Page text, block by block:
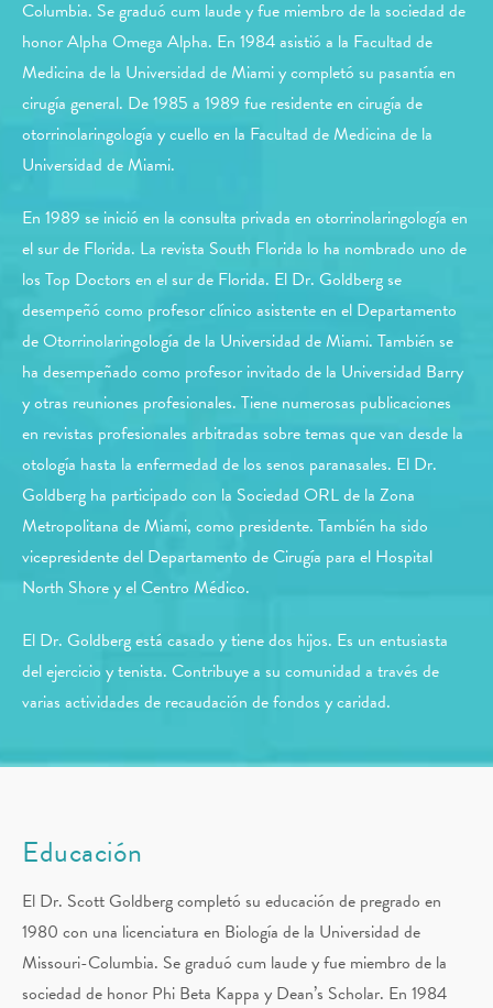
Columbia. Se graduó cum laude y fue miembro de la sociedad de
honor Alpha Omega Alpha. En 1984 asistió a la Facultad de
Medicina de la Universidad de Miami y completó su pasantía en
cirugía general. De 1985 a 1989 fue residente en cirugía de
otorrinolaringología y cuello en la Facultad de Medicina de la
Universidad de Miami.
En 1989 se inició en la consulta privada en otorrinolaringología en
el sur de Florida. La revista South Florida lo ha nombrado uno de
los Top Doctors en el sur de Florida. El Dr. Goldberg se
desempeñó como profesor clínico asistente en el Departamento
de Otorrinolaringología de la Universidad de Miami. También se
ha desempeñado como profesor invitado de la Universidad Barry
y otras reuniones profesionales. Tiene numerosas publicaciones
en revistas profesionales arbitradas sobre temas que van desde la
otología hasta la enfermedad de los senos paranasales. El Dr.
Goldberg ha participado con la Sociedad ORL de la Zona
Metropolitana de Miami, como presidente. También ha sido
vicepresidente del Departamento de Cirugía para el Hospital
North Shore y el Centro Médico.
El Dr. Goldberg está casado y tiene dos hijos. Es un entusiasta
del ejercicio y tenista. Contribuye a su comunidad a través de
varias actividades de recaudación de fondos y caridad.
Educación
El Dr. Scott Goldberg completó su educación de pregrado en
1980 con una licenciatura en Biología de la Universidad de
Missouri-Columbia. Se graduó cum laude y fue miembro de la
sociedad de honor Phi Beta Kappa y Dean’s Scholar. En 1984